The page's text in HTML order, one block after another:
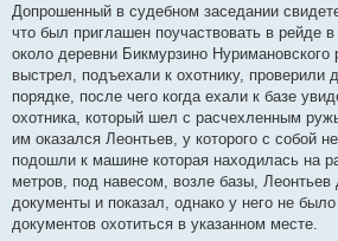
Допрошенный в судебном заседании
что был приглашен поучаствовать в рейде
около деревни Бикмурзино
выстрел, подъехали к охотнику, проверили
порядке, после чего когда ехали к базе
охотника, который шел с расчехленным
им оказался Леонтьев, у которого с собой
подошли к машине которая находилась на
метров, под навесом, возле базы,
документы и показал, однако у него не
документов охотиться в указанном месте.